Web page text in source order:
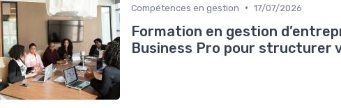
Compétences en gestion • 17/07/2026
Formation en gestion
Business Pro pour structurer